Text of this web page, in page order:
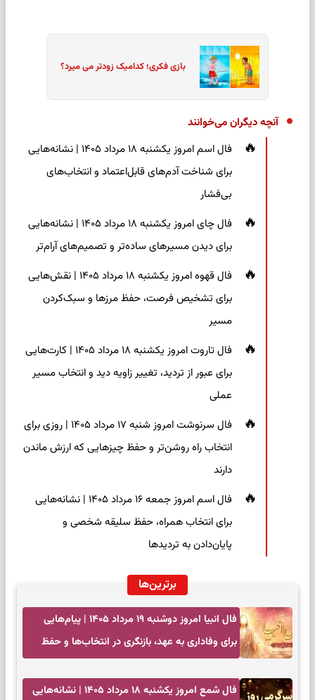
بازی فکری؛ کدامیک زودتر می میرد؟
آنچه دیگران می‌خوانند
فال اسم امروز یکشنبه ۱۸ مرداد ۱۴۰۵ | نشانه‌هایی
برای شناخت آدم‌های قابل‌اعتماد و انتخاب‌های
بی‌فشار
فال چای امروز یکشنبه ۱۸ مرداد ۱۴۰۵ | نشانه‌هایی
برای دیدن مسیرهای ساده‌تر و تصمیم‌های آرام‌تر
فال قهوه امروز یکشنبه ۱۸ مرداد ۱۴۰۵ | نقش‌هایی
برای تشخیص فرصت، حفظ مرزها و سبک‌کردن
مسیر
فال تاروت امروز یکشنبه ۱۸ مرداد ۱۴۰۵ | کارت‌هایی
برای عبور از تردید، تغییر زاویه دید و انتخاب مسیر
عملی
فال سرنوشت امروز شنبه ۱۷ مرداد ۱۴۰۵ | روزی برای
انتخاب راه روشن‌تر و حفظ چیزهایی که ارزش ماندن
دارند
فال اسم امروز جمعه ۱۶ مرداد ۱۴۰۵ | نشانه‌هایی
برای انتخاب همراه، حفظ سلیقه شخصی و
پایان‌دادن به تردیدها
برترین‌ها
فال انبیا امروز دوشنبه ۱۹ مرداد ۱۴۰۵ | پیام‌هایی
برای وفاداری به عهد، بازنگری در انتخاب‌ها و حفظ
فال شمع امروز یکشنبه ۱۸ مرداد ۱۴۰۵ | نشانه‌هایی